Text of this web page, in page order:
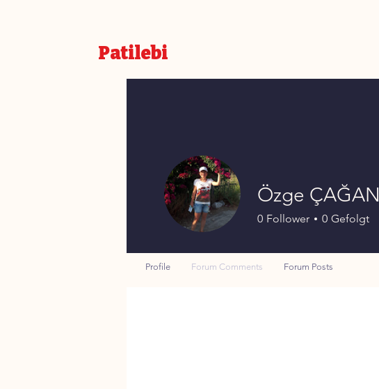
Patilebi
Özge ÇAĞAN
0 Follower 0 Gefolgt
Profile Forum Comments Forum Posts